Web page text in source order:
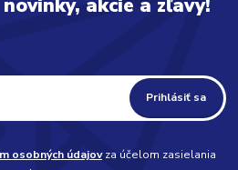
akcie a zľavy!
Prihlásiť sa
osobných údajovza účelom zasielania